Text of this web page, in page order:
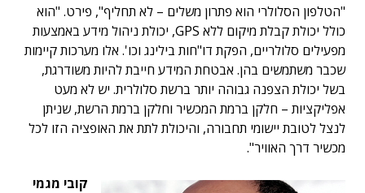
"הטלפון הסלולרי הוא פתרון משלים – לא תחליף", פירט. "הוא
כולל יכולת קבלת מיקום ללא GPS, יכולת ניהול מידע באמצעות
מפעילים סלולריים, הפקת דו"חות בילינג וכו'. אלו מערכות קיימות
שכבר משתמשים בהן. אבטחת המידע חייבת להיות משודרגת,
בשל יכולת הצפנה גבוהה יותר ברשת סלולרית. יש לא מעט
אפליקציות – חלקן ברמת המכשיר וחלקן ברמת הרשת, שניתן
לנצל לטובת יישומי תחבורה, והיכולת לתת את האופציה הזו לכל
מכשיר דרך האוויר".
קובי מגמי